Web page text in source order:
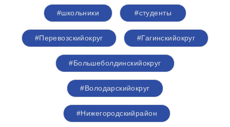
#школьники #студенты
#Перевозскийокруг #Гагинскийокруг
#Большеболдинскийокруг
#Володарскийокруг
#Нижегородскийрайон